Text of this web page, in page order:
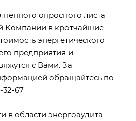
опросного листа
Компании в кротчайшие
энергетического
предприятия и
с Вами. За
обращайтесь по
32-67
в области энергоаудита